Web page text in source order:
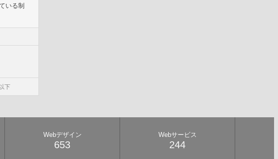
いる制
下
Webデザイン
653
Webサービス
244